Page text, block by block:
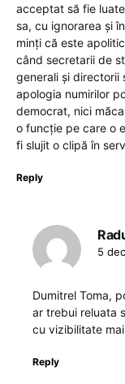
acceptat să fie
sa, cu ignorarea și
minți că este
când secretarii de
generali și directorii
apologia numirilor
democrat, nici
o funcție pe care o
fi slujit o clipă în
Reply
5
Dumitrel Toma,
ar trebui reluata
cu vizibilitate
Reply